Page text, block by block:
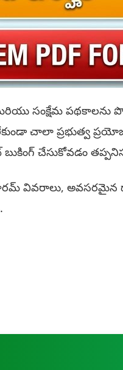
మరియు సంక్షేమ
చాలా ప్రభుత్వ
బుకింగ్ చేసుకోవడం
వివరాలు, అవసరమైన